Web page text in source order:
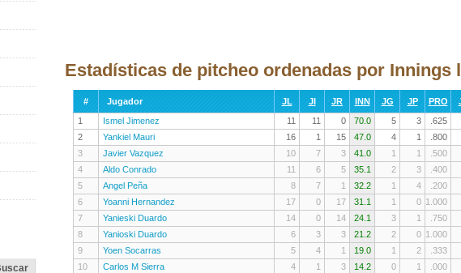
Estadísticas de pitcheo ordenadas por Innings
# Jugador JL JI JR INN JG JP PRO
1
Ismel Jimenez 11 11 0 70.0 5 3 .625
2
Yankiel Mauri 16 1 15 47.0 4 1 .800
3
Javier Vazquez 10 7 3 41.0 1 1 .500
4
Aldo Conrado 11 6 5 35.1 2 3 .400
5
Angel Peña 8 7 1 32.2 1 4 .200
6
Yoanni Hernandez 17 0 17 31.1 1 0 1.000
7
Yanieski Duardo 14 0 14 24.1 3 1 .750
8
Yanioski Duardo 6 3 3 21.2 2 0 1.000
9
Yoen Socarras 5 4 1 19.0 1 2 .333
10
Carlos M Sierra 4 1 3 14.2 0 1 .000